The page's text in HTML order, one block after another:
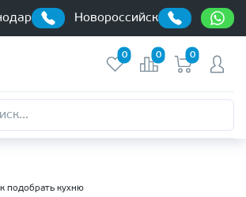
Новороссийск
0 0 0
подобрать кухню